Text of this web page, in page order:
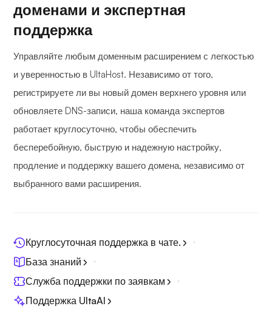
доменами и экспертная
поддержка
Управляйте любым доменным расширением с легкостью
и уверенностью в UltaHost. Независимо от того,
регистрируете ли вы новый домен верхнего уровня или
обновляете DNS-записи, наша команда экспертов
работает круглосуточно, чтобы обеспечить
бесперебойную, быструю и надежную настройку,
продление и поддержку вашего домена, независимо от
выбранного вами расширения.
Круглосуточная поддержка в чате.
База знаний
Служба поддержки по заявкам
Поддержка UltaAI